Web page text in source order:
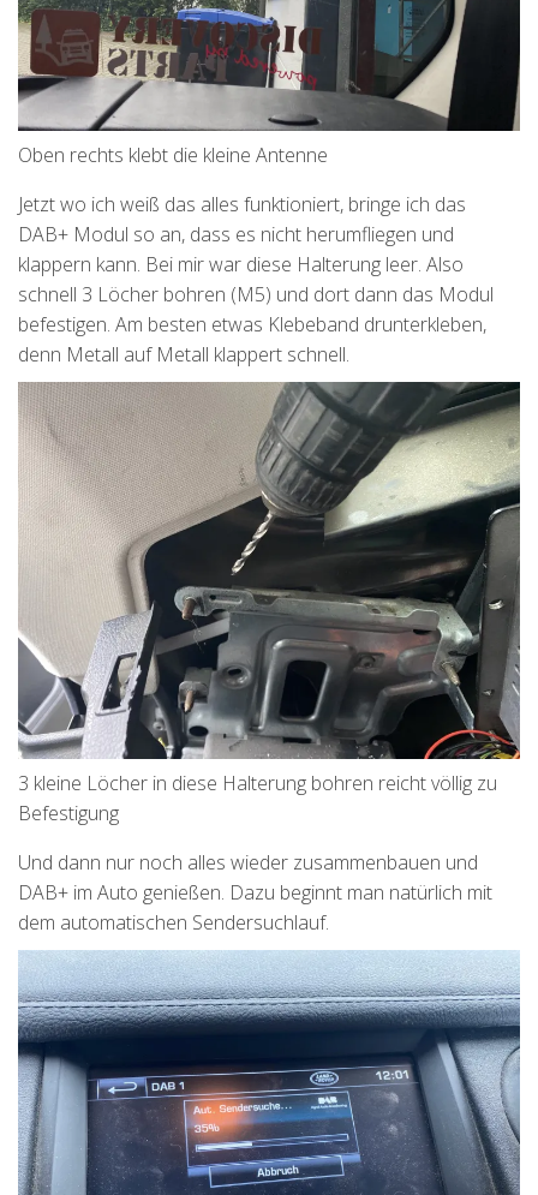
Oben rechts klebt die kleine Antenne
Jetzt wo ich weiß das alles funktioniert, bringe ich das
DAB+ Modul so an, dass es nicht herumfliegen und
klappern kann. Bei mir war diese Halterung leer. Also
schnell 3 Löcher bohren (M5) und dort dann das Modul
befestigen. Am besten etwas Klebeband drunterkleben,
denn Metall auf Metall klappert schnell.
3 kleine Löcher in diese Halterung bohren reicht völlig zu
Befestigung
Und dann nur noch alles wieder zusammenbauen und
DAB+ im Auto genießen. Dazu beginnt man natürlich mit
dem automatischen Sendersuchlauf.